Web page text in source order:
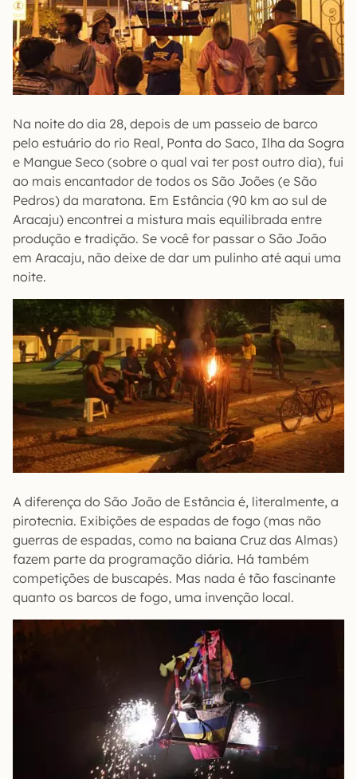
Na noite do dia 28, depois de um passeio de barco
pelo estuário do rio Real, Ponta do Saco, Ilha da Sogra
e Mangue Seco (sobre o qual vai ter post outro dia), fui
ao mais encantador de todos os São Joões (e São
Pedros) da maratona. Em Estância (90 km ao sul de
Aracaju) encontrei a mistura mais equilibrada entre
produção e tradição. Se você for passar o São João
em Aracaju, não deixe de dar um pulinho até aqui uma
noite.
A diferença do São João de Estância é, literalmente, a
pirotecnia. Exibições de espadas de fogo (mas não
guerras de espadas, como na baiana Cruz das Almas)
fazem parte da programação diária. Há também
competições de buscapés. Mas nada é tão fascinante
quanto os barcos de fogo, uma invenção local.